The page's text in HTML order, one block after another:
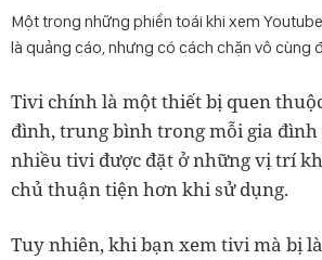
Một trong những phiền toái khi xem
là quảng cáo, nhưng có cách chặn vô cùng
Tivi chính là một thiết bị quen
đình, trung bình trong mỗi gia đình
nhiều tivi được đặt ở những vị trí
chủ thuận tiện hơn khi sử dụng.
Tuy nhiên, khi bạn xem tivi mà bị